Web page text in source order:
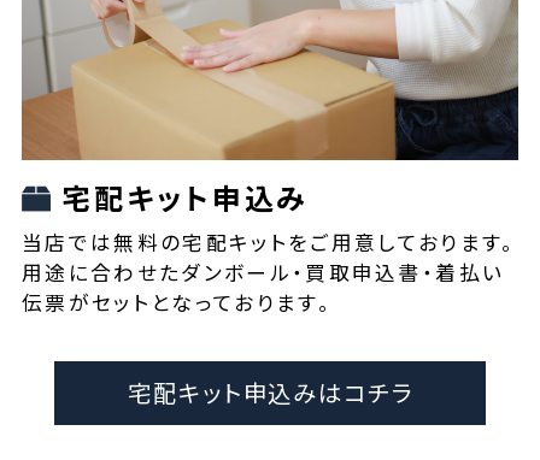
宅配キット申込み
当店では無料の宅配キットをご用意しております。
用途に合わせたダンボール・買取申込書・着払い
伝票がセットとなっております。
宅配キット申込みはコチラ